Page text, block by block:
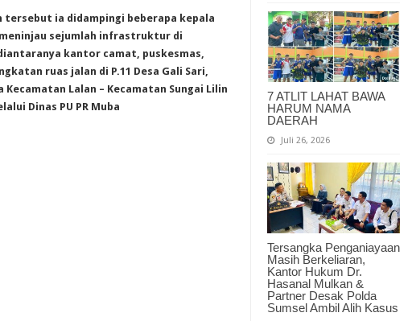
7 ATLIT LAHAT BAWA
HARUM NAMA
DAERAH
Juli 26, 2026
Tersangka Penganiayaan
Masih Berkeliaran,
Kantor Hukum Dr.
Hasanal Mulkan &
Partner Desak Polda
Sumsel Ambil Alih Kasus
tersebut ia didampingi beberapa kepala
sejumlah infrastruktur di
kantor camat, puskesmas,
ruas jalan di P.11 Desa Gali Sari,
Kecamatan Lalan – Kecamatan Sungai Lilin
Dinas PU PR Muba